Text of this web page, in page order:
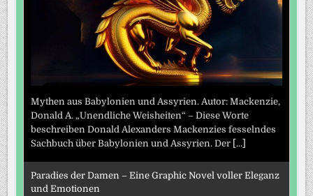
Mythen aus Babylonien und Assyrien. Autor: Mackenzie,
Donald A. „Unendliche Weisheiten“ – Diese Worte
beschreiben Donald Alexanders Mackenzies fesselndes
Sachbuch über Babylonien und Assyrien. Der [...]
Paradies der Damen – Eine Graphic Novel voller Eleganz
und Emotionen